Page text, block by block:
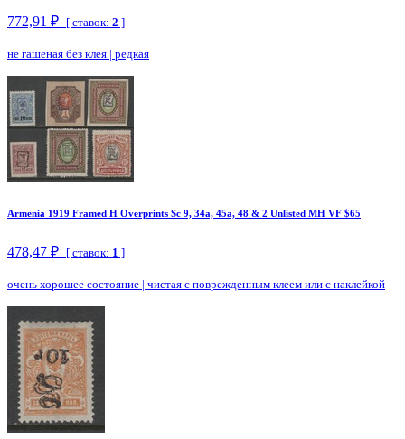
772,91 ₽ [ ставок: 2 ]
не гашеная без клея | редкая
Armenia 1919 Framed H Overprints Sc 9, 34a, 45a, 48 & 2 Unlisted MH VF $65
478,47 ₽ [ ставок: 1 ]
очень хорошее состояние | чистая с поврежденным клеем или с наклейкой